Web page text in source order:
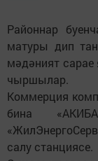
Районнар
матуры дип
мәдәният
чыршылар.
Коммерция
бина
салу станциясе.